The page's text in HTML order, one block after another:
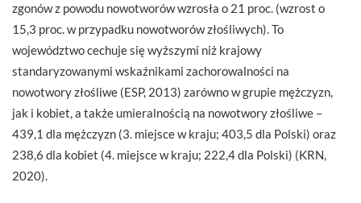
zgonów z powodu nowotworów wzrosła o 21 proc. (wzrost o
15,3 proc. w przypadku nowotworów złośliwych). To
województwo cechuje się wyższymi niż krajowy
standaryzowanymi wskaźnikami zachorowalności na
nowotwory złośliwe (ESP, 2013) zarówno w grupie mężczyzn,
jak i kobiet, a także umieralnością na nowotwory złośliwe –
439,1 dla mężczyzn (3. miejsce w kraju; 403,5 dla Polski) oraz
238,6 dla kobiet (4. miejsce w kraju; 222,4 dla Polski) (KRN,
2020).